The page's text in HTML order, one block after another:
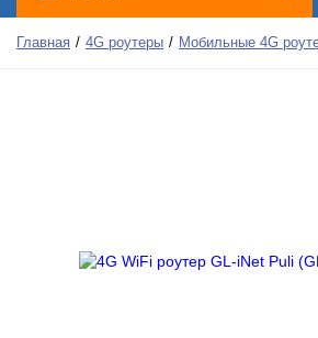
Главная 4G роутеры Мобильные 4G